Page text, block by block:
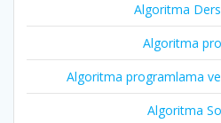
Algoritma
Algoritma
Algoritma programlama ve
Algoritma